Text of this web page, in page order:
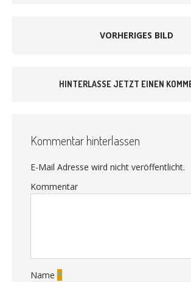
VORHERIGES BILD
HINTERLASSE JETZT EINEN
Kommentar hinterlassen
E-Mail Adresse wird nicht veröffentlicht.
Kommentar
Name *